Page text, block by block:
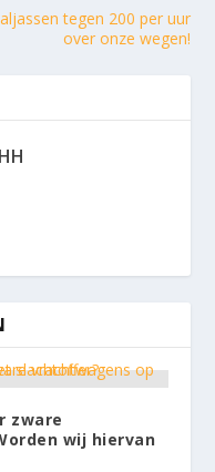
tegen 200 per uur
over onze wegen!
HH
zware
wij hiervan